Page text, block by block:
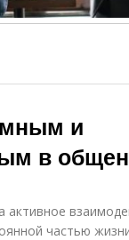
и
в
активное
частью